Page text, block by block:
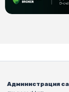
Администрация